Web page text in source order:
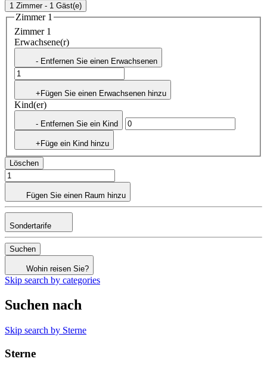
1 Zimmer - 1 Gäst(e)
Zimmer 1
Zimmer 1
Erwachsene(r)
- Entfernen Sie einen Erwachsenen
+Fügen Sie einen Erwachsenen hinzu
Kind(er)
- Entfernen Sie ein Kind
+Füge ein Kind hinzu
Löschen
Fügen Sie einen Raum hinzu
Sondertarife
Suchen
Wohin reisen Sie?
Skip search by categories
Suchen nach
Skip search by Sterne
Sterne